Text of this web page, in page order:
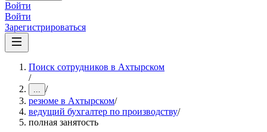
Войти
Войти
Зарегистрироваться
Поиск сотрудников в Ахтырском
/
... /
резюме в Ахтырском/
ведущий бухгалтер по производству/
полная занятость